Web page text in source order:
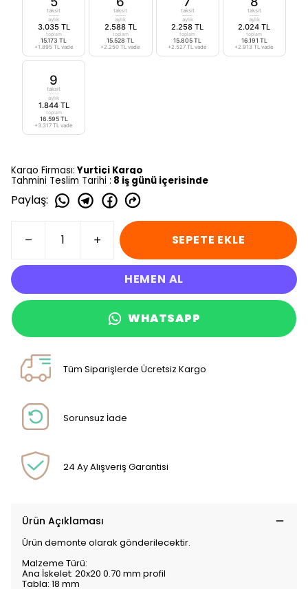
taksit
aylık
3.035 TL
toplam
15.173 TL
+1.895 TL vade
taksit
aylık
2.588 TL
toplam
15.528 TL
+2.250 TL vade
taksit
aylık
2.258 TL
toplam
15.805 TL
+2.527 TL vade
taksit
aylık
2.024 TL
toplam
16.191 TL
+2.913 TL vade
9
taksit
aylık
1.844 TL
toplam
16.595 TL
+3.317 TL vade
Kargo Firması: Yurtiçi Kargo
Tahmini Teslim Tarihi : 8 iş günü içerisinde
Paylaş:
SEPETE EKLE
HEMEN AL
WHATSAPP
Tüm Siparişlerde Ücretsiz Kargo
Sorunsuz İade
24 Ay Alışveriş Garantisi
Ürün Açıklaması
Ürün demonte olarak gönderilecektir.
Malzeme Türü:
Ana İskelet: 20x20 0.70 mm profil
Tabla: 18 mm